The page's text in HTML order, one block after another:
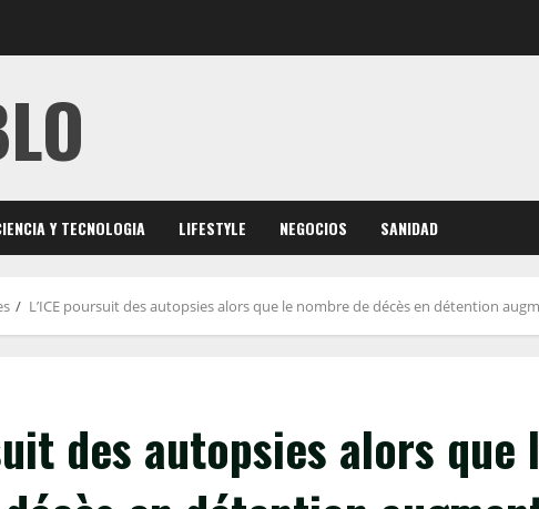
Y TECNOLOGIA LIFESTYLE NEGOCIOS SANIDAD
L’ICE poursuit des autopsies alors que le nombre de décès en détention
des autopsies alors que